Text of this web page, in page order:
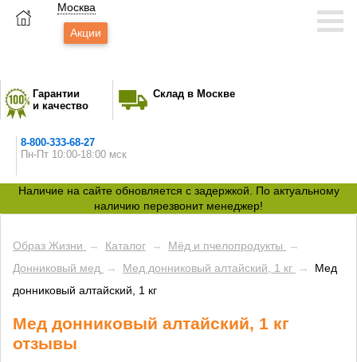
Москва
Акции
Гарантии
и качество
Склад в Москве
8-800-333-68-27
Пн-Пт 10:00-18:00 мск
Наличие на сайте обновляется с задержкой. По актуальному
наличию перезвонит менеджер!
Образ Жизни → Каталог → Мёд и пчелопродукты
→
Донниковый мед
→ Мед донниковый алтайский, 1 кг →
Мед
донниковый алтайский, 1 кг
Мед донниковый алтайский, 1 кг
отзывы